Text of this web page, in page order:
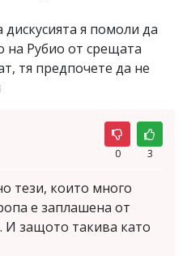
я помоли да
на Рубио от срещата
тя предпочете да не
0 3
тези, които много
е заплашена от
И защото такива като